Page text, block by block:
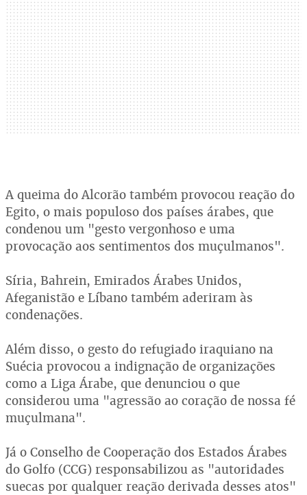
A queima do Alcorão também provocou reação do
Egito, o mais populoso dos países árabes, que
condenou um "gesto vergonhoso e uma
provocação aos sentimentos dos muçulmanos".
Síria, Bahrein, Emirados Árabes Unidos,
Afeganistão e Líbano também aderiram às
condenações.
Além disso, o gesto do refugiado iraquiano na
Suécia provocou a indignação de organizações
como a Liga Árabe, que denunciou o que
considerou uma "agressão ao coração de nossa fé
muçulmana".
Já o Conselho de Cooperação dos Estados Árabes
do Golfo (CCG) responsabilizou as "autoridades
suecas por qualquer reação derivada desses atos"